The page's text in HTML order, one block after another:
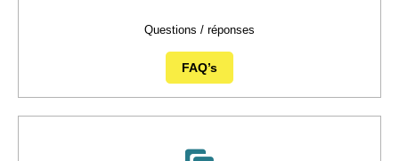
Questions / réponses
FAQ’s